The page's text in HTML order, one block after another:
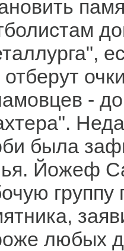
отберут
-
была
Йожеф
группу
любых